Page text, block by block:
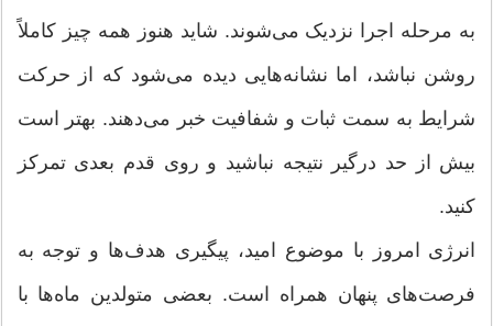
به مرحله اجرا نزدیک می‌شوند. شاید هنوز همه چیز کاملاً
روشن نباشد، اما نشانه‌هایی دیده می‌شود که از حرکت
شرایط به سمت ثبات و شفافیت خبر می‌دهند. بهتر است
بیش از حد درگیر نتیجه نباشید و روی قدم بعدی تمرکز
کنید.
انرژی امروز با موضوع امید، پیگیری هدف‌ها و توجه به
فرصت‌های پنهان همراه است. بعضی متولدین ماه‌ها با